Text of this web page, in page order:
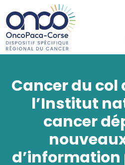
Cancer du col
l’Institut
cancer
Panneau de gestion des cookies